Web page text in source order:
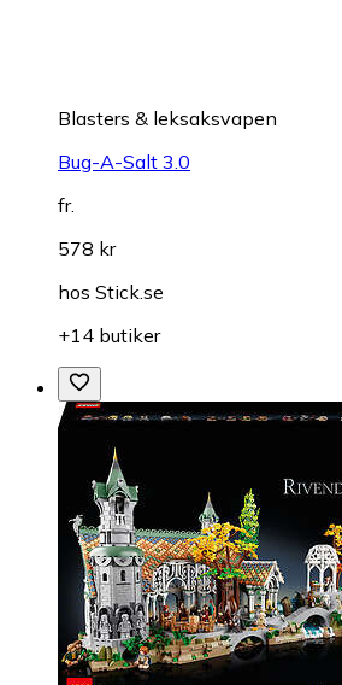
Blasters & leksaksvapen
Bug-A-Salt 3.0
fr.
578 kr
hos Stick.se
+14 butiker